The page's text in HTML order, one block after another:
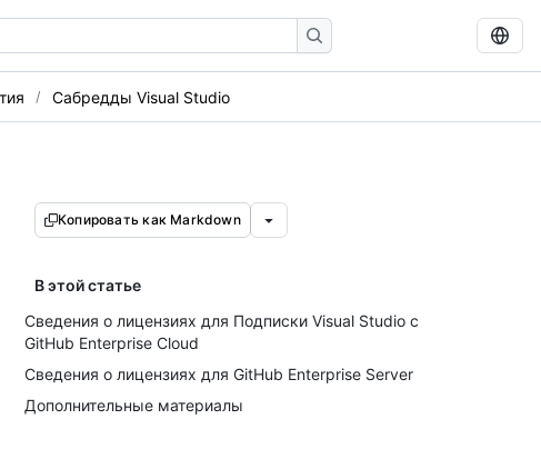
Сабредды Visual Studio
Копировать как Markdown
В этой статье
Сведения о лицензиях для Подписки Visual Studio с
GitHub Enterprise Cloud
Сведения о лицензиях для GitHub Enterprise Server
Дополнительные материалы